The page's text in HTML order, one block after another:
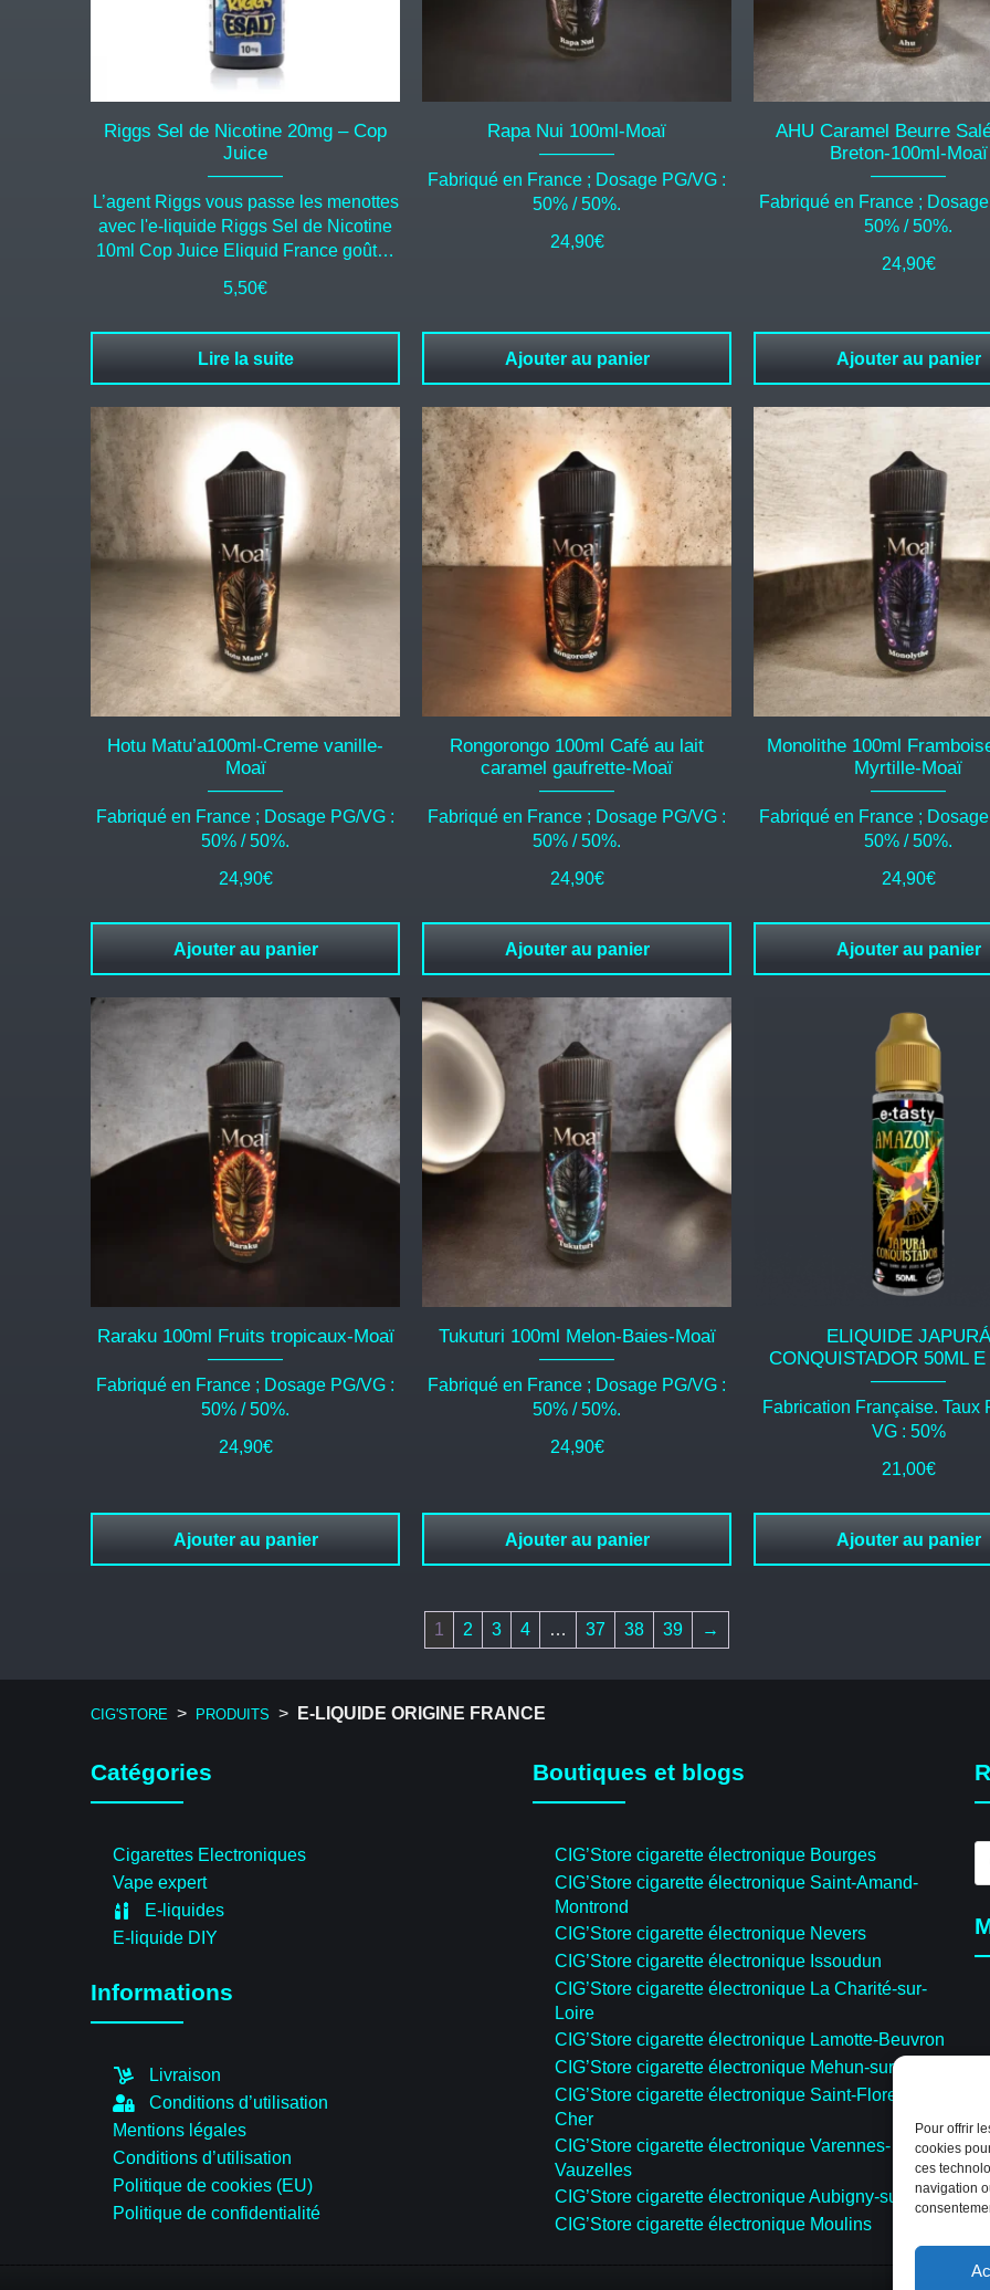
Pour offrir
cookies
ces
navigation
Riggs Sel de Nicotine 20mg – Cop
Juice
L’agent Riggs vous passe les menottes
avec l'e-liquide Riggs Sel de Nicotine
10ml Cop Juice Eliquid France goût…
5,50€
Lire la suite
Rapa Nui 100ml-Moaï
Fabriqué en France ; Dosage PG/VG :
50% / 50%.
24,90€
Ajouter au panier
AHU Caramel Beurre
Breton-100ml-Moaï
Fabriqué en France ;
50% / 50%.
24,90€
Ajouter au panier
Hotu Matu’a100ml-Creme vanille-
Moaï
Fabriqué en France ; Dosage PG/VG :
50% / 50%.
24,90€
Ajouter au panier
Rongorongo 100ml Café au lait
caramel gaufrette-Moaï
Fabriqué en France ; Dosage PG/VG :
50% / 50%.
24,90€
Ajouter au panier
Monolithe 100ml
Myrtille-Moaï
Fabriqué en France ;
50% / 50%.
24,90€
Ajouter au panier
Raraku 100ml Fruits tropicaux-Moaï
Fabriqué en France ; Dosage PG/VG :
50% / 50%.
24,90€
Ajouter au panier
Tukuturi 100ml Melon-Baies-Moaï
Fabriqué en France ; Dosage PG/VG :
50% / 50%.
24,90€
Ajouter au panier
ELIQUIDE JAPURÁ
CONQUISTADOR 50ML E
Fabrication Française. Taux
VG : 50%
21,00€
Ajouter au panier
1 2 3 4 … 37 38 39 →
CIG'STORE > PRODUITS > E-LIQUIDE ORIGINE FRANCE
Catégories
Cigarettes Electroniques
Vape expert
E-liquides
E-liquide DIY
Informations
Livraison
Conditions d’utilisation
Mentions légales
Conditions d’utilisation
Politique de cookies (EU)
Politique de confidentialité
Boutiques et blogs
CIG’Store cigarette électronique Bourges
CIG’Store cigarette électronique Saint-Amand-
Montrond
CIG’Store cigarette électronique Nevers
CIG’Store cigarette électronique Issoudun
CIG’Store cigarette électronique La Charité-sur-
Loire
CIG’Store cigarette électronique Lamotte-Beuvron
CIG’Store cigarette électronique Mehun-sur-Yèvre
CIG’Store cigarette électronique Saint-Florent-sur-
Cher
CIG’Store cigarette électronique Varennes-
Vauzelles
CIG’Store cigarette électronique Aubigny-sur-Nère
CIG’Store cigarette électronique Moulins